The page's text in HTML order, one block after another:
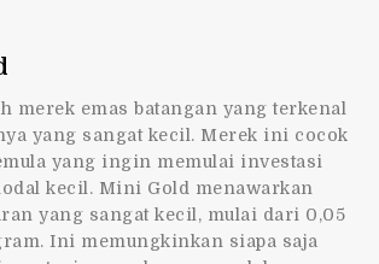
merek emas batangan yang terkenal
yang sangat kecil. Merek ini cocok
yang ingin memulai investasi
kecil. Mini Gold menawarkan
yang sangat kecil, mulai dari 0,05
Ini memungkinkan siapa saja